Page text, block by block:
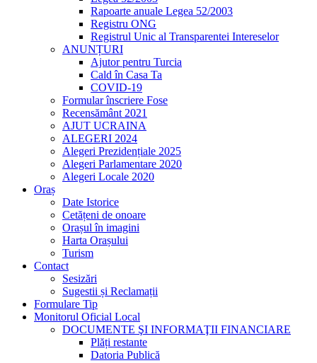
Rapoarte anuale Legea 52/2003
Registru ONG
Registrul Unic al Transparentei Intereselor
ANUNȚURI
Ajutor pentru Turcia
Cald în Casa Ta
COVID-19
Formular înscriere Fose
Recensământ 2021
AJUT UCRAINA
ALEGERI 2024
Alegeri Prezidențiale 2025
Alegeri Parlamentare 2020
Alegeri Locale 2020
Oraș
Date Istorice
Cetățeni de onoare
Orașul în imagini
Harta Orașului
Turism
Contact
Sesizări
Sugestii și Reclamații
Formulare Tip
Monitorul Oficial Local
DOCUMENTE ŞI INFORMAŢII FINANCIARE
Plăți restante
Datoria Publică